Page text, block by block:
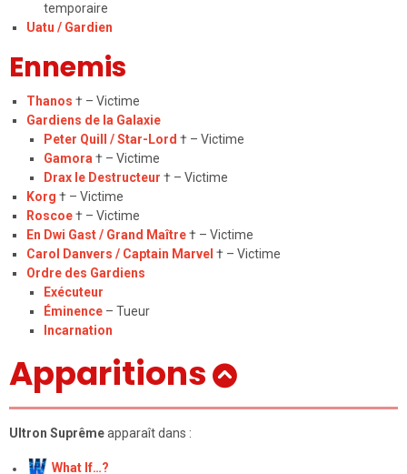
temporaire
Uatu / Gardien
Ennemis
Thanos † – Victime
Gardiens de la Galaxie
Peter Quill / Star-Lord † – Victime
Gamora† – Victime
Drax le Destructeur † – Victime
Korg † – Victime
Roscoe† – Victime
En Dwi Gast / Grand Maître† – Victime
Carol Danvers / Captain Marvel † – Victime
Ordre des Gardiens
Exécuteur
Éminence – Tueur
Incarnation
Apparitions
Ultron Suprêmeapparaît dans :
What If…?